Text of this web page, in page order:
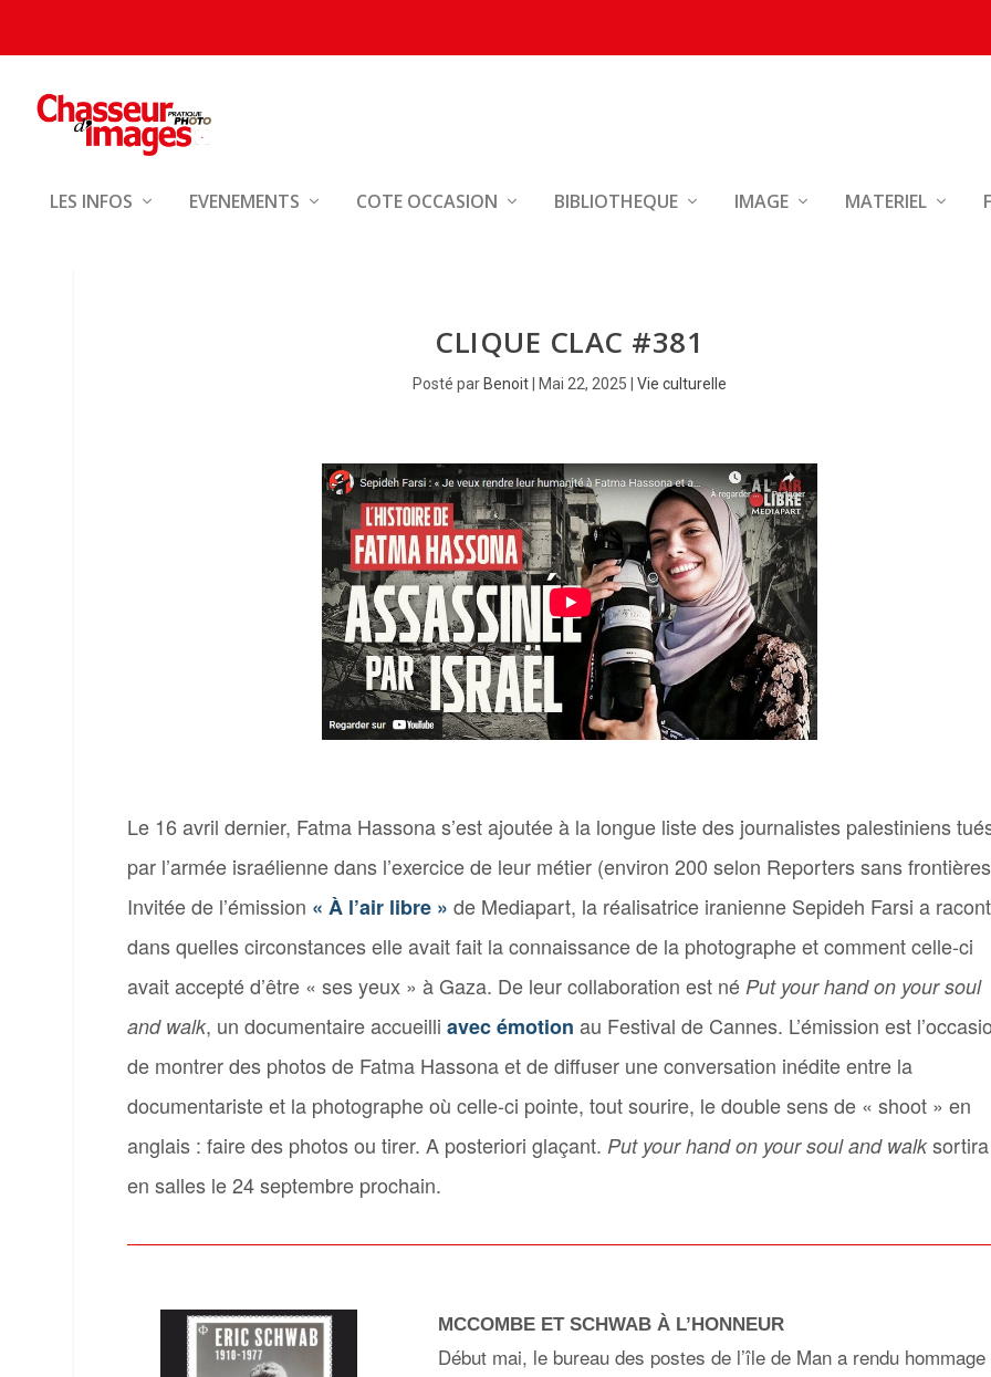
LES INFOS EVENEMENTS COTE OCCASION BIBLIOTHEQUE IMAGE MATERIEL
CLIQUE CLAC #381
Posté parBenoit| Mai 22, 2025 | Vie culturelle
Le 16 avril dernier, Fatma Hassonas’est ajoutée à la longue liste des journalistes palestiniens
par l’armée israélienne dans l’exercice de leur métier (environ 200 selon Reporters sans
Invitée de l’émission « À l’air libre » de Mediapart, la réalisatrice iranienne Sepideh Farsi a
dans quelles circonstances elle avait fait la connaissance de la photographe et comment celle-ci
avait accepté d’être « ses yeux » à Gaza. De leur collaboration est né Put your hand on your soul
and walk, un documentaire accueilli avec émotion au Festival de Cannes. L’émission est
de montrer des photos de Fatma Hassona et de diffuser une conversation inédite entre la
documentariste et la photographe où celle-ci pointe, tout sourire, le double sens de « shoot » en
anglais : faire des photos ou tirer. A posteriori glaçant. Put your hand on your soul and walksortira
en salles le 24 septembre prochain.
MCCOMBE ET SCHWAB À L’HONNEUR
Début mai, le bureau des postes de l’île de Man a rendu hommage